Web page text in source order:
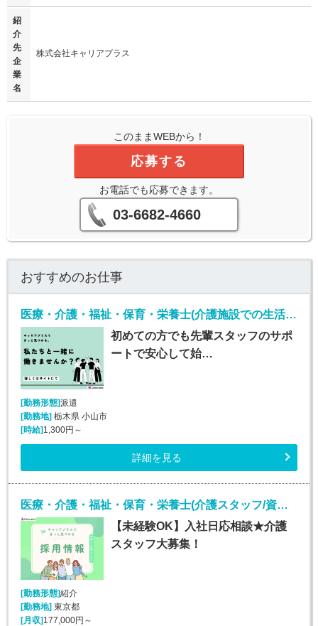
紹
介
先
企
業
名
株式会社キャリアプラス
このままWEBから！
応募する
お電話でも応募できます。
03-6682-4660
おすすめのお仕事
医療・介護・福祉・保育・栄養士(介護施設での生活介助(介護スタッフ)/小山)
初めての方でも先輩スタッフのサポ
ートで安心して始…
[勤務形態]派遣
[勤務地]栃木県 小山市
[時給]1,300円～
詳細を見る
医療・介護・福祉・保育・栄養士(介護スタッフ/資格なしOK/未経験/第二新卒/50代歓迎)
【未経験OK】入社日応相談★介護
スタッフ大募集！
[勤務形態]紹介
[勤務地]東京都
[月収]177,000円～